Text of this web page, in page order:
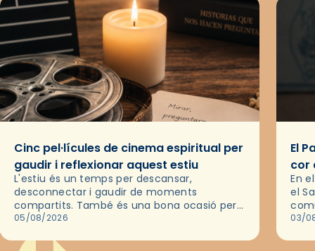
Cinc pel·lícules de cinema espiritual per
gaudir i reflexionar aquest estiu
L'estiu és un temps per descansar,
desconnectar i gaudir de moments
compartits. També és una bona ocasió per
deixar-se portar per una bona història i, a
05/08/2026
El
cor
En
el
de
03/